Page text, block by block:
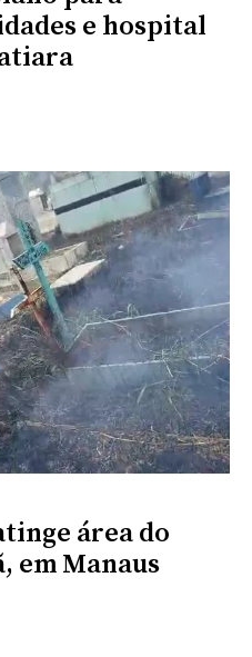
e hospital
área do
em Manaus